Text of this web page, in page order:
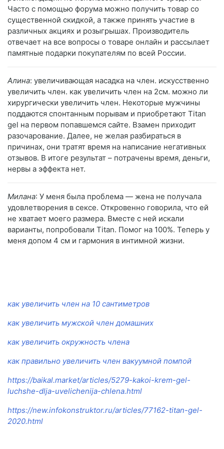
Часто с помощью форума можно получить товар со
существенной скидкой, а также принять участие в
различных акциях и розыгрышах. Производитель
отвечает на все вопросы о товаре онлайн и рассылает
памятные подарки покупателям по всей России.
Алина: увеличивающая насадка на член. искусственно
увеличить член. как увеличить член на 2см. можно ли
хирургически увеличить член. Некоторые мужчины
поддаются спонтанным порывам и приобретают Titan
gel на первом попавшемся сайте. Взамен приходит
разочарование. Далее, не желая разбираться в
причинах, они тратят время на написание негативных
отзывов. В итоге результат – потрачены время, деньги,
нервы а эффекта нет.
Милана: У меня была проблема — жена не получала
удовлетворения в сексе. Откровенно говорила, что ей
не хватает моего размера. Вместе с ней искали
варианты, попробовали Titan. Помог на 100%. Теперь у
меня допом 4 см и гармония в интимной жизни.
как увеличить член на 10 сантиметров
как увеличить мужской член домашних
как увеличить окружность члена
как правильно увеличить член вакуумной помпой
https://baikal.market/articles/5279-kakoi-krem-gel-
luchshe-dlja-uvelichenija-chlena.html
https://new.infokonstruktor.ru/articles/77162-titan-gel-
2020.html